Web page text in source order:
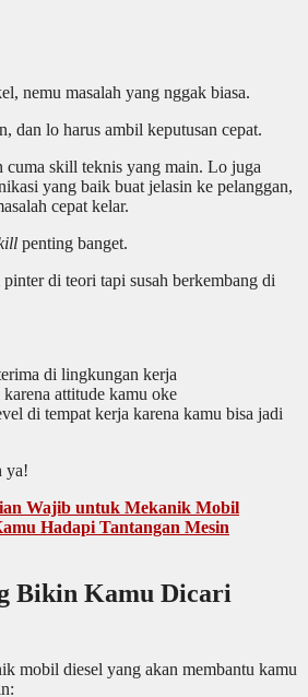
nemu masalah yang nggak biasa.
dan lo harus ambil keputusan cepat.
cuma skill teknis yang main. Lo juga
yang baik buat jelasin ke pelanggan,
cepat kelar.
penting banget.
di teori tapi susah berkembang di
di lingkungan kerja
attitude kamu oke
di tempat kerja karena kamu bisa jadi
ya!
Wajib untuk Mekanik Mobil
Hadapi Tantangan Mesin
Bikin Kamu Dicari
mobil diesel yang akan membantu kamu